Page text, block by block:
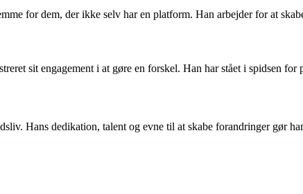
for dem, der ikke selv har en platform. Han arbejder for at
sit engagement i at gøre en forskel. Han har stået i spidsen
Hans dedikation, talent og evne til at skabe forandringer gør